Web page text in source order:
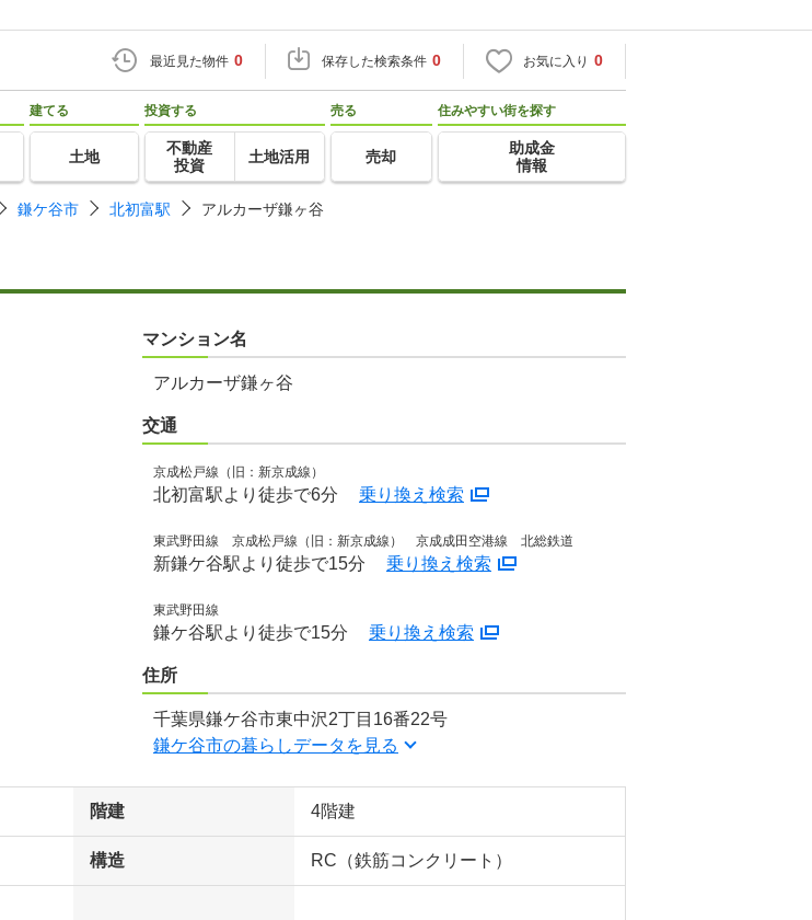
最近見た物件 0 保存した検索条件 0 お気に入り 0
建てる
土地
投資する
不動産
投資
土地活用
売る
売却
住みやすい街を探す
助成金
情報
鎌ケ谷市 北初富駅 アルカーザ鎌ヶ谷
マンション名
アルカーザ鎌ヶ谷
交通
京成松戸線（旧：新京成線）
北初富駅より徒歩で6分 乗り換え検索
東武野田線 京成松戸線（旧：新京成線） 京成成田空港線 北総鉄道
新鎌ケ谷駅より徒歩で15分 乗り換え検索
東武野田線
鎌ケ谷駅より徒歩で15分 乗り換え検索
住所
千葉県鎌ケ谷市東中沢2丁目16番22号
鎌ケ谷市の暮らしデータを見る
階建 4階建
構造 RC（鉄筋コンクリート）